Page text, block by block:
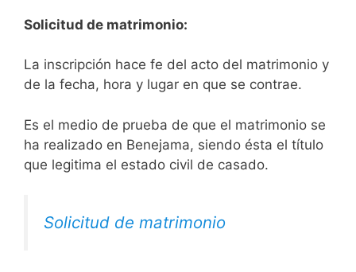
Solicitud de matrimonio:
La inscripción hace fe del acto del matrimonio y
de la fecha, hora y lugar en que se contrae.
Es el medio de prueba de que el matrimonio se
ha realizado en Benejama, siendo ésta el título
que legitima el estado civil de casado.
Solicitud de matrimonio